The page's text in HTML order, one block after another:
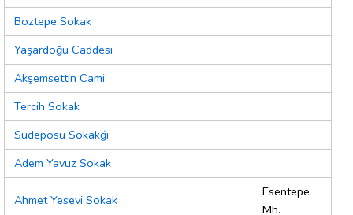
Boztepe Sokak
Yaşardoğu Caddesi
Akşemsettin Cami
Tercih Sokak
Sudeposu Sokakğı
Adem Yavuz Sokak
Ahmet Yesevi Sokak
Esentepe
Mh.